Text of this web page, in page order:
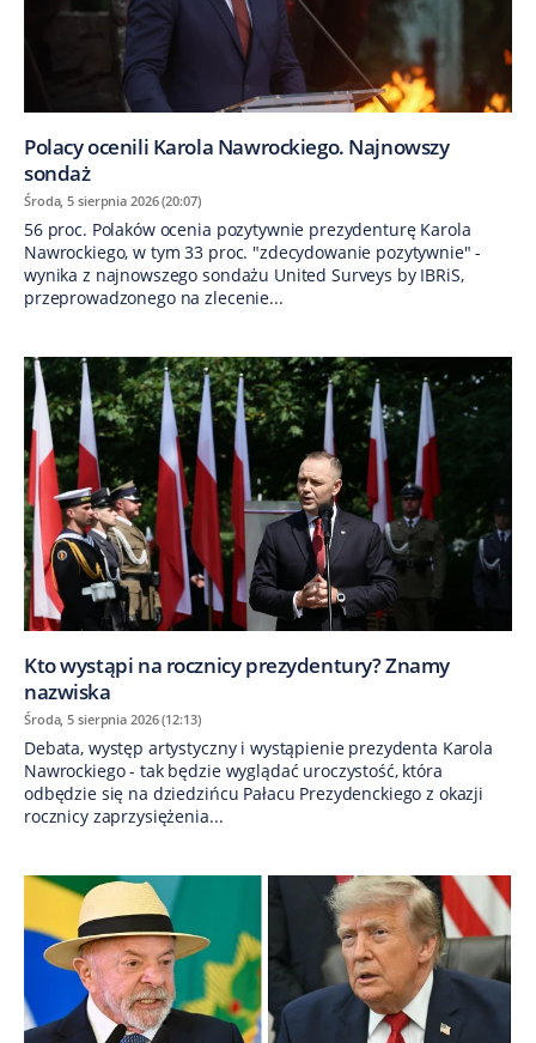
Polacy ocenili Karola Nawrockiego. Najnowszy
sondaż
Środa, 5 sierpnia 2026 (20:07)
56 proc. Polaków ocenia pozytywnie prezydenturę Karola
Nawrockiego, w tym 33 proc. "zdecydowanie pozytywnie" -
wynika z najnowszego sondażu United Surveys by IBRiS,
przeprowadzonego na zlecenie...
Kto wystąpi na rocznicy prezydentury? Znamy
nazwiska
Środa, 5 sierpnia 2026 (12:13)
Debata, występ artystyczny i wystąpienie prezydenta Karola
Nawrockiego - tak będzie wyglądać uroczystość, która
odbędzie się na dziedzińcu Pałacu Prezydenckiego z okazji
rocznicy zaprzysiężenia...